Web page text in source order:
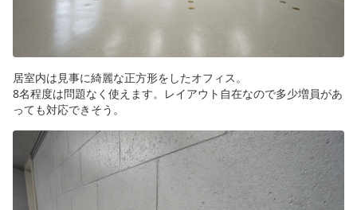
居室内は見事に綺麗な正方形をしたオフィス。
8名程度は問題なく使えます。レイアウト自在なので多少増員があ
っても対応できそう。